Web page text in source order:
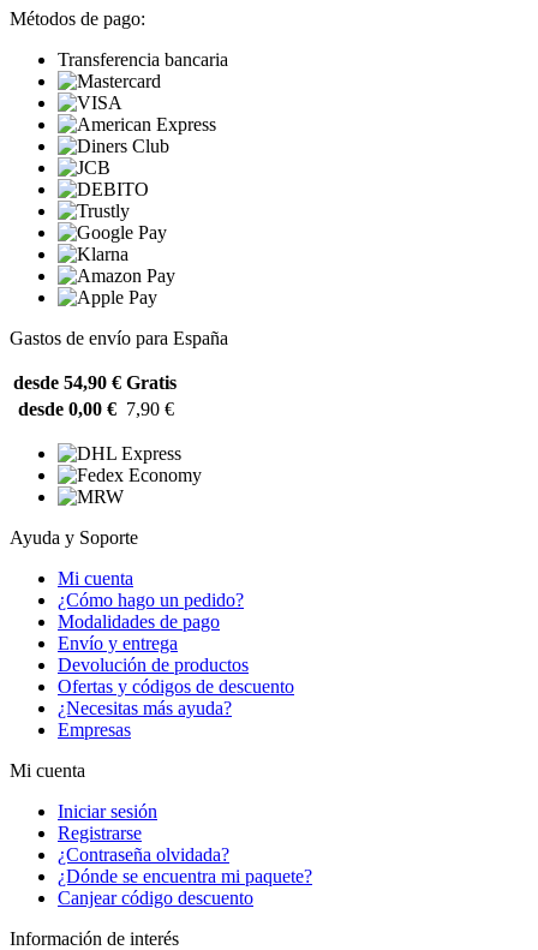
Métodos de pago:
Transferencia bancaria
Gastos de envío para España
desde 54,90 € Gratis
desde 0,00 € 7,90 €
Ayuda y Soporte
Mi cuenta
¿Cómo hago un pedido?
Modalidades de pago
Envío y entrega
Devolución de productos
Ofertas y códigos de descuento
¿Necesitas más ayuda?
Empresas
Mi cuenta
Iniciar sesión
Registrarse
¿Contraseña olvidada?
¿Dónde se encuentra mi paquete?
Canjear código descuento
Información de interés